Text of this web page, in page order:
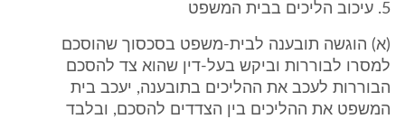
5. עיכוב הליכים בבית המשפט
(א) הוגשה תובענה לבית-משפט בסכסוך שהוסכם
למסרו לבוררות וביקש בעל-דין שהוא צד להסכם
הבוררות לעכב את ההליכים בתובענה, יעכב בית
המשפט את ההליכים בין הצדדים להסכם, ובלבד